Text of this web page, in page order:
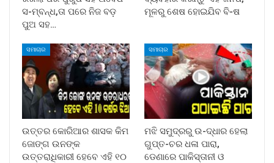
ସ-ମ୍ବନ୍ଧ,ତା ପରେ ନିଜ ବଡ଼
ପୁଅ ସହ…
ମୂଳରୁ ଶେଷ ହୋଇଯିବ ବି-ଷ
ସମାଚାର
ଉତ୍ତର କୋରିଆର ଶାସକ କିମ
ଜୋଙ୍ଗ ଉନଙ୍କ
ଉତ୍ତରାଧିକାରୀ ହେବେ ଏହି ୧୦
ସମାଚାର
ମଝି ସମୁଦ୍ରରୁ ଉ-ଦ୍ଧାର ହେଲା
ଗୁପ୍ତ-ଚର ଧଳା ପାରା,
ଡେଣାରେ ପାକିସ୍ତାନୀ ଓ